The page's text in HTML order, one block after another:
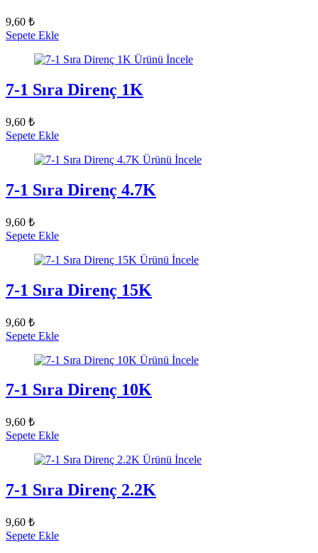
9,60 ₺
Sepete Ekle
Ürünü İncele
7-1 Sıra Direnç 1K
9,60 ₺
Sepete Ekle
Ürünü İncele
7-1 Sıra Direnç 4.7K
9,60 ₺
Sepete Ekle
Ürünü İncele
7-1 Sıra Direnç 15K
9,60 ₺
Sepete Ekle
Ürünü İncele
7-1 Sıra Direnç 10K
9,60 ₺
Sepete Ekle
Ürünü İncele
7-1 Sıra Direnç 2.2K
9,60 ₺
Sepete Ekle